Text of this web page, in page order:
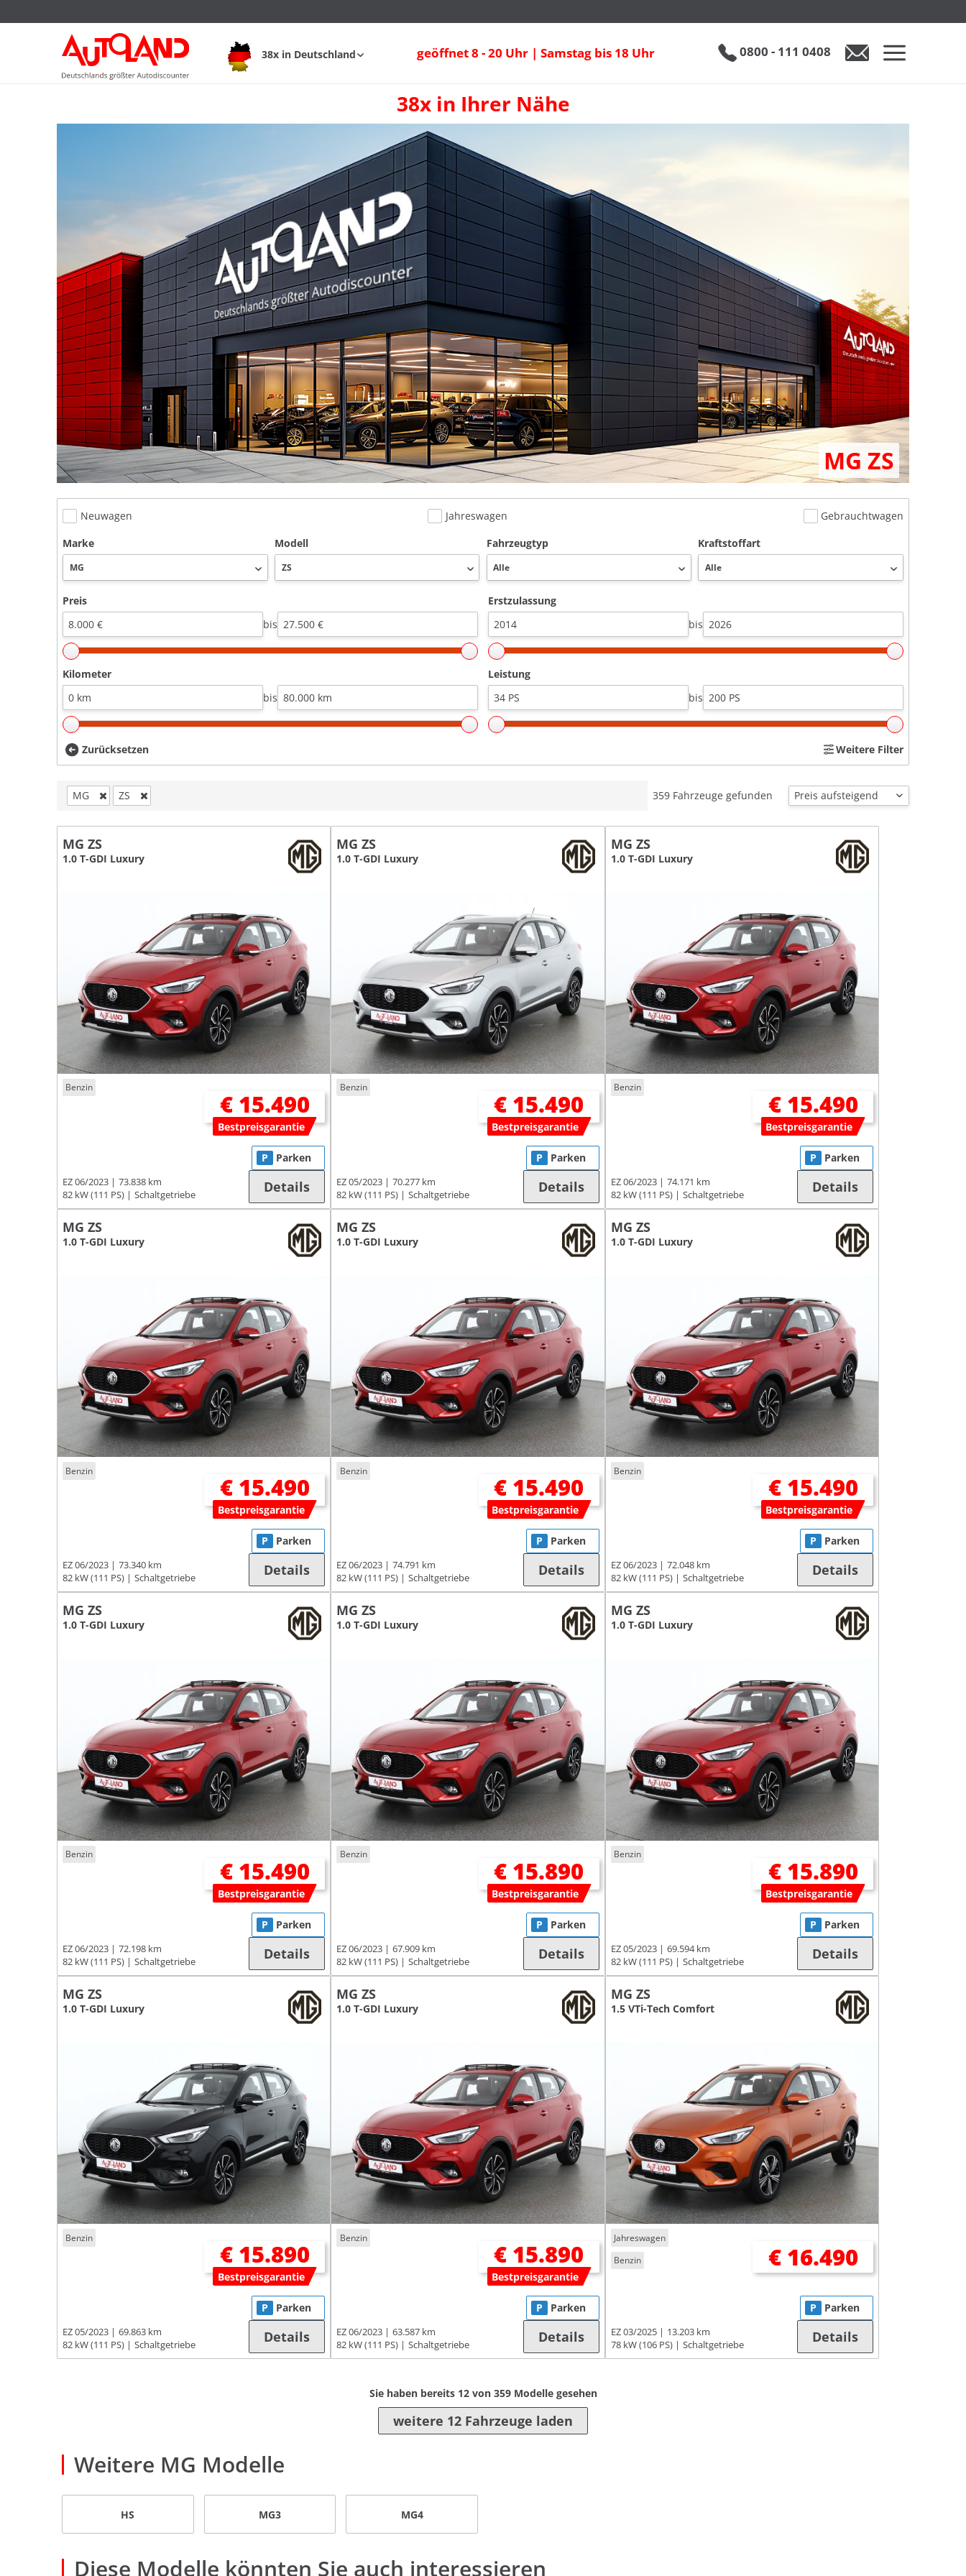
38x in Deutschland geöffnet 8 - 20 Uhr | Samstag bis 18 Uhr 0800 - 111 0408
38x in Ihrer Nähe
MG ZS
Neuwagen Jahreswagen
Gebrauchtwagen
Marke
Modell Fahrzeugtyp Kraftstoffart
Preis
bis
Erstzulassung
bis
Kilometer
bis
Leistung
bis
Zurücksetzen Weitere Filter
MG ZS 359 Fahrzeuge gefunden
MG ZS
1.0 T-GDI Luxury
Benzin
€ 15.490
Bestpreisgarantie
EZ 06/2023
73.838 km
82 kW (111 PS)
Schaltgetriebe
P Parken
Details
MG ZS
1.0 T-GDI Luxury
Benzin
€ 15.490
Bestpreisgarantie
EZ 05/2023
70.277 km
82 kW (111 PS)
Schaltgetriebe
P Parken
Details
MG ZS
1.0 T-GDI Luxury
Benzin
€ 15.490
Bestpreisgarantie
EZ 06/2023
74.171 km
82 kW (111 PS)
Schaltgetriebe
P Parken
Details
MG ZS
1.0 T-GDI Luxury
Benzin
€ 15.490
Bestpreisgarantie
EZ 06/2023
73.340 km
82 kW (111 PS)
Schaltgetriebe
P Parken
Details
MG ZS
1.0 T-GDI Luxury
Benzin
€ 15.490
Bestpreisgarantie
EZ 06/2023
74.791 km
82 kW (111 PS)
Schaltgetriebe
P Parken
Details
MG ZS
1.0 T-GDI Luxury
Benzin
€ 15.490
Bestpreisgarantie
EZ 06/2023
72.048 km
82 kW (111 PS)
Schaltgetriebe
P Parken
Details
MG ZS
1.0 T-GDI Luxury
Benzin
€ 15.490
Bestpreisgarantie
EZ 06/2023
72.198 km
82 kW (111 PS)
Schaltgetriebe
P Parken
Details
MG ZS
1.0 T-GDI Luxury
Benzin
€ 15.890
Bestpreisgarantie
EZ 06/2023
67.909 km
82 kW (111 PS)
Schaltgetriebe
P Parken
Details
MG ZS
1.0 T-GDI Luxury
Benzin
€ 15.890
Bestpreisgarantie
EZ 05/2023
69.594 km
82 kW (111 PS)
Schaltgetriebe
P Parken
Details
MG ZS
1.0 T-GDI Luxury
Benzin
€ 15.890
Bestpreisgarantie
EZ 05/2023
69.863 km
82 kW (111 PS)
Schaltgetriebe
P Parken
Details
MG ZS
1.0 T-GDI Luxury
Benzin
€ 15.890
Bestpreisgarantie
EZ 06/2023
63.587 km
82 kW (111 PS)
Schaltgetriebe
P Parken
Details
MG ZS
1.5 VTi-Tech Comfort
Jahreswagen
Benzin
€ 16.490
EZ 03/2025
13.203 km
78 kW (106 PS)
Schaltgetriebe
P Parken
Details
Sie haben bereits 12von 359Modelle gesehen
weitere 12 Fahrzeuge laden
Weitere MG Modelle
HS MG3 MG4
Diese Modelle könnten Sie auch interessieren